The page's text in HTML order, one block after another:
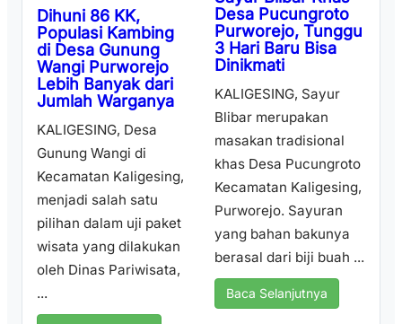
Dihuni 86 KK,
Populasi Kambing
di Desa Gunung
Wangi Purworejo
Lebih Banyak dari
Jumlah Warganya
KALIGESING, Desa
Gunung Wangi di
Kecamatan Kaligesing,
menjadi salah satu
pilihan dalam uji paket
wisata yang dilakukan
oleh Dinas Pariwisata,
...
Desa Pucungroto
Purworejo, Tunggu
3 Hari Baru Bisa
Dinikmati
KALIGESING, Sayur
Blibar merupakan
masakan tradisional
khas Desa Pucungroto
Kecamatan Kaligesing,
Purworejo. Sayuran
yang bahan bakunya
berasal dari biji buah ...
Baca Selanjutnya